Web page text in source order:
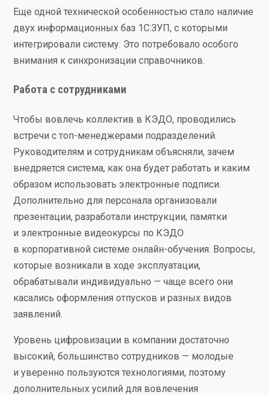
Еще одной технической особенностью стало наличие
двух информационных баз 1С:ЗУП, с которыми
интегрировали систему. Это потребовало особого
внимания к синхронизации справочников.
Работа с сотрудниками
Чтобы вовлечь коллектив в КЭДО, проводились
встречи с топ-менеджерами подразделений.
Руководителям и сотрудникам объясняли, зачем
внедряется система, как она будет работать и каким
образом использовать электронные подписи.
Дополнительно для персонала организовали
презентации, разработали инструкции, памятки
и электронные видеокурсы по КЭДО
в корпоративной системе онлайн-обучения. Вопросы,
которые возникали в ходе эксплуатации,
обрабатывали индивидуально — чаще всего они
касались оформления отпусков и разных видов
заявлений.
Уровень цифровизации в компании достаточно
высокий, большинство сотрудников — молодые
и уверенно пользуются технологиями, поэтому
дополнительных усилий для вовлечения